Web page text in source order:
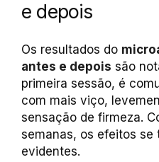
e depois
Os resultados do
antes e depois são
primeira sessão, é
com mais viço,
sensação de firmeza.
semanas, os efeitos se
evidentes.